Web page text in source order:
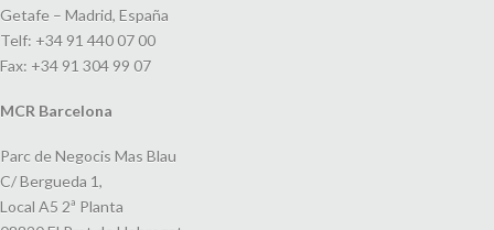
Getafe – Madrid, España
Telf: +34 91 440 07 00
Fax: +34 91 304 99 07
MCR Barcelona
Parc de Negocis Mas Blau
C/ Bergueda 1,
Local A5 2ª Planta